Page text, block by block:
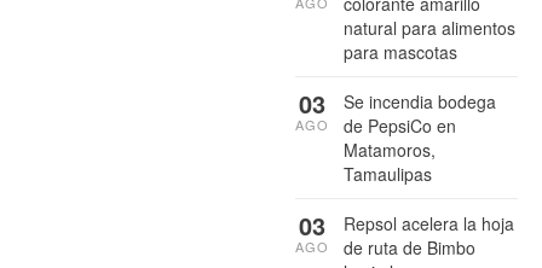
natural para alimentos
para mascotas
Se incendia bodega
de PepsiCo en
Matamoros,
Tamaulipas
03
AGO
Repsol acelera la hoja
de ruta de Bimbo
03
AGO